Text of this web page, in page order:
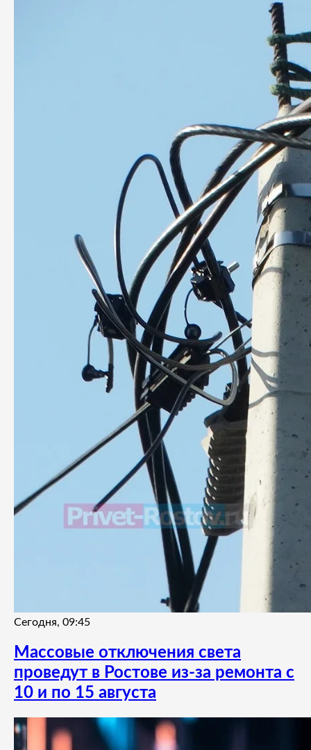
Сегодня, 09:45
Массовые отключения света
проведут в Ростове из-за ремонта с
10 и по 15 августа